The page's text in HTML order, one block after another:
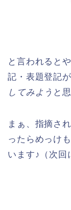
と言われると
記・表題登記
してみよう と
まぁ、指摘さ
ったらめっけ
います♪（次回